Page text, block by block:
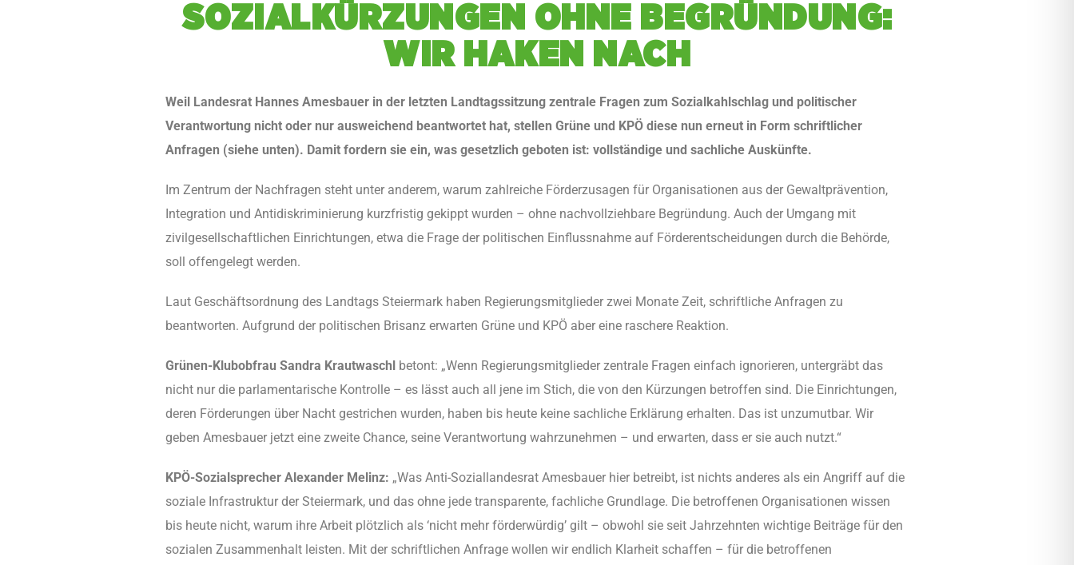
SO­ZI­AL­KÜR­ZUN­GEN OHNE BE­GRÜN­DUNG:
WIR HAKEN NACH
Weil Landesrat Hannes Amesbauer in der letzten Landtagssitzung zentrale Fragen zum Sozialkahlschlag und politischer
Verantwortung nicht oder nur ausweichend beantwortet hat, stellen Grüne und KPÖ diese nun erneut in Form schriftlicher
Anfragen (siehe unten). Damit fordern sie ein, was gesetzlich geboten ist: vollständige und sachliche Auskünfte.
Im Zentrum der Nachfragen steht unter anderem, warum zahlreiche Förderzusagen für Organisationen aus der Gewaltprävention,
Integration und Antidiskriminierung kurzfristig gekippt wurden – ohne nachvollziehbare Begründung. Auch der Umgang mit
zivilgesellschaftlichen Einrichtungen, etwa die Frage der politischen Einflussnahme auf Förderentscheidungen durch die Behörde,
soll offengelegt werden.
Laut Geschäftsordnung des Landtags Steiermark haben Regierungsmitglieder zwei Monate Zeit, schriftliche Anfragen zu
beantworten. Aufgrund der politischen Brisanz erwarten Grüne und KPÖ aber eine raschere Reaktion.
Grünen-Klubobfrau Sandra Krautwaschl betont: „Wenn Regierungsmitglieder zentrale Fragen einfach ignorieren, untergräbt das
nicht nur die parlamentarische Kontrolle – es lässt auch all jene im Stich, die von den Kürzungen betroffen sind. Die Einrichtungen,
deren Förderungen über Nacht gestrichen wurden, haben bis heute keine sachliche Erklärung erhalten. Das ist unzumutbar. Wir
geben Amesbauer jetzt eine zweite Chance, seine Verantwortung wahrzunehmen – und erwarten, dass er sie auch nutzt.“
KPÖ-Sozialsprecher Alexander Melinz: „Was Anti-Soziallandesrat Amesbauer hier betreibt, ist nichts anderes als ein Angriff auf die
soziale Infrastruktur der Steiermark, und das ohne jede transparente, fachliche Grundlage. Die betroffenen Organisationen wissen
bis heute nicht, warum ihre Arbeit plötzlich als ‘nicht mehr förderwürdig’ gilt – obwohl sie seit Jahrzehnten wichtige Beiträge für den
sozialen Zusammenhalt leisten. Mit der schriftlichen Anfrage wollen wir endlich Klarheit schaffen – für die betroffenen